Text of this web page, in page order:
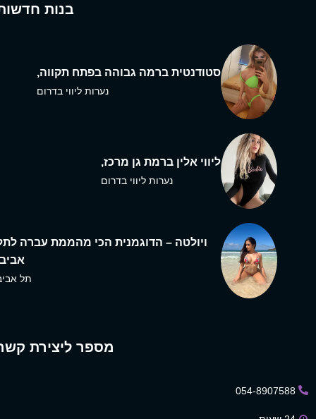
בנות
סטודנטית ברמה גבוהה בפתח תקווה,
נערות ליווי בדרום
ליווי אלין ברמת גן מרכז,
נערות ליווי בדרום
ויולטה – הדוגמנית הכי מהממת עברה
תל
מספר ליצירת
054-8907588